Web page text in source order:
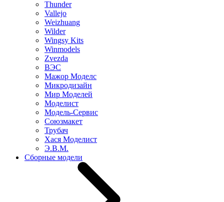
Thunder
Vallejo
Weizhuang
Wilder
Wingsy Kits
Winmodels
Zvezda
ВЭС
Мажор Моделс
Микродизайн
Мир Моделей
Моделист
Модель-Сервис
Союзмакет
Трубач
Хася Моделист
Э.В.М.
Сборные модели